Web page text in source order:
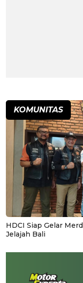
KOMUNITAS
HDCI Siap Gelar
Jelajah Bali